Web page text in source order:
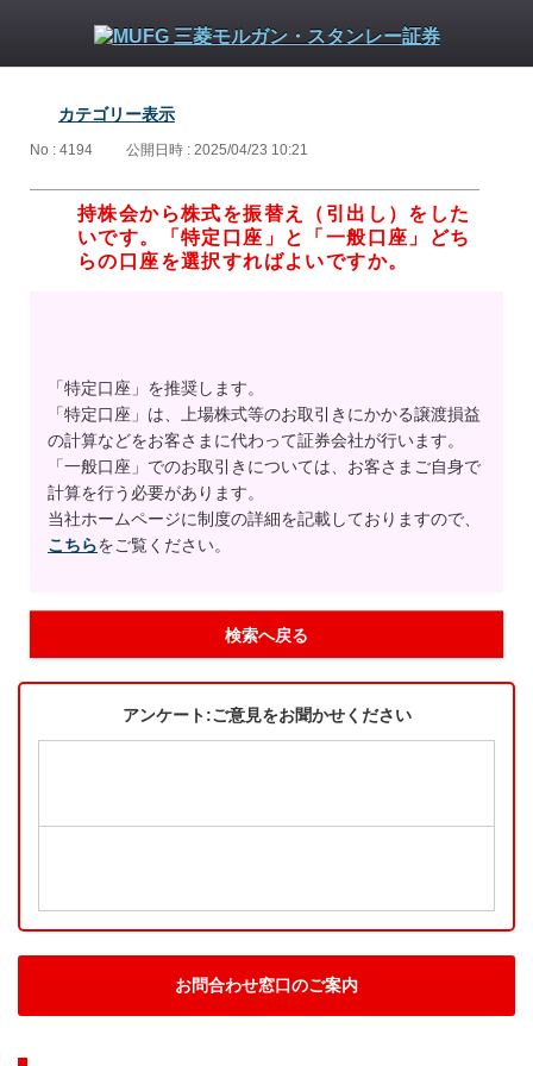
カテゴリー表示
No : 4194 公開日時 : 2025/04/23 10:21
持株会から株式を振替え（引出し）をした
いです。「特定口座」と「一般口座」どち
らの口座を選択すればよいですか。
「特定口座」を推奨します。
「特定口座」は、上場株式等のお取引きにかかる譲渡損益
の計算などをお客さまに代わって証券会社が行います。
「一般口座」でのお取引きについては、お客さまご自身で
計算を行う必要があります。
当社ホームページに制度の詳細を記載しておりますので、
こちらをご覧ください。
検索へ戻る
アンケート:ご意見をお聞かせください
お問合わせ窓口のご案内